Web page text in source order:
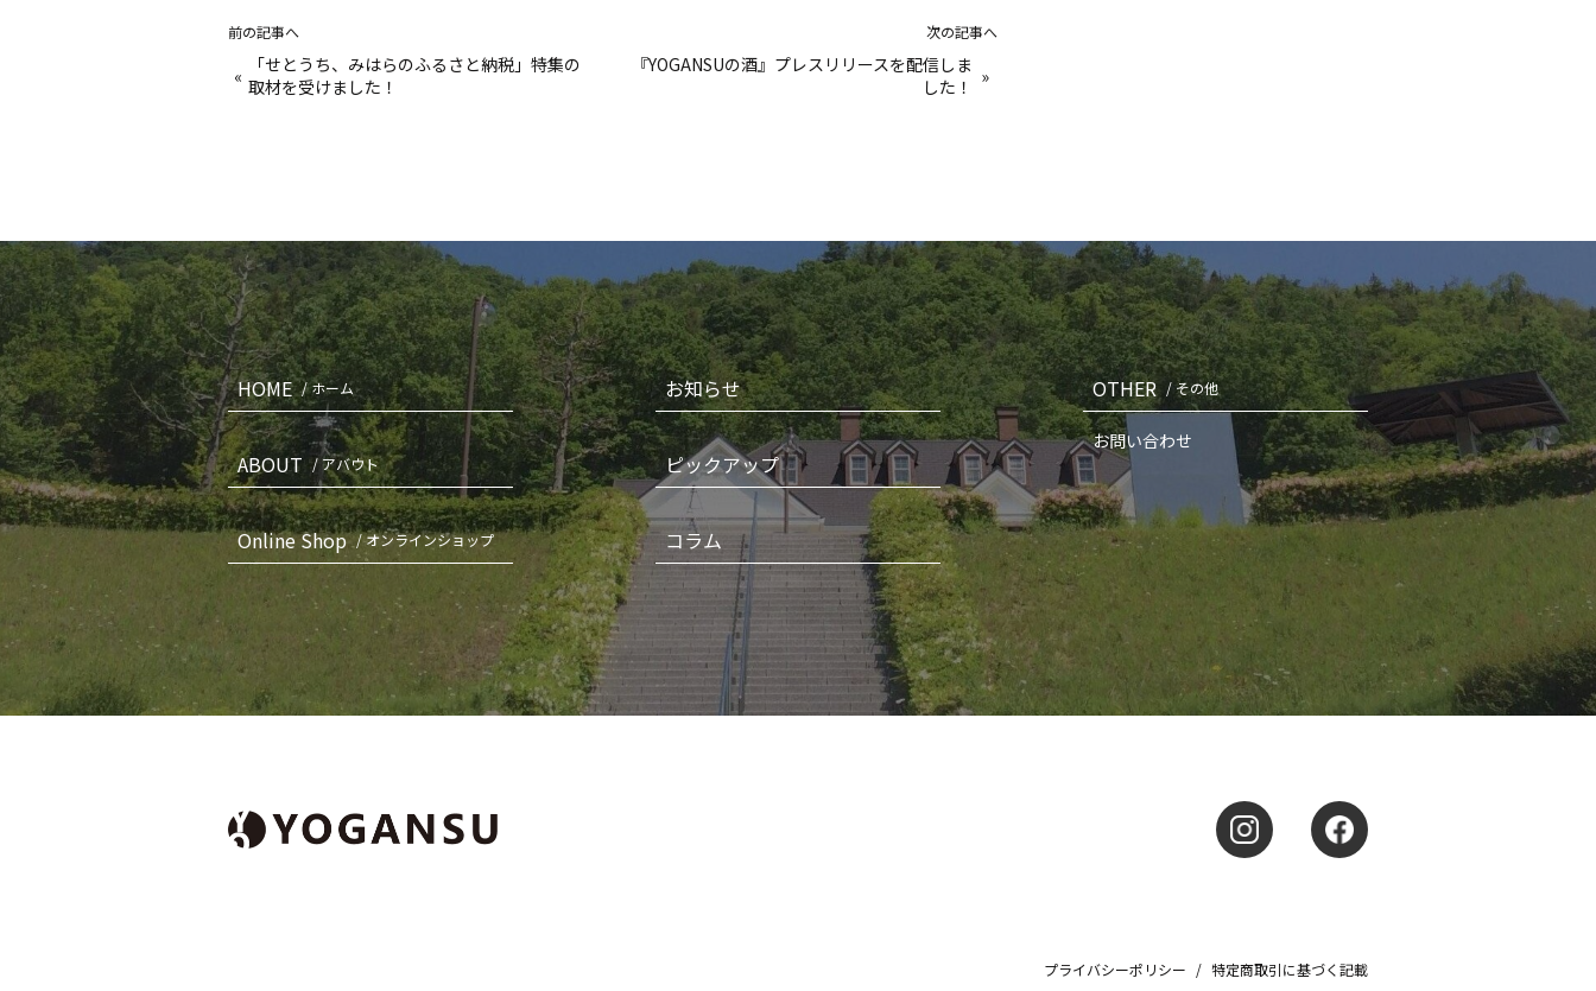
前の記事へ
«
「せとうち、みはらのふるさと納税」特集の
取材を受けました！
次の記事へ
『YOGANSUの酒』プレスリリースを配信しま
した！
»
HOME / ホーム
ABOUT / アバウト
Online Shop / オンラインショップ
お知らせ
ピックアップ
コラム
OTHER / その他
お問い合わせ
プライバシーポリシー / 特定商取引に基づく記載